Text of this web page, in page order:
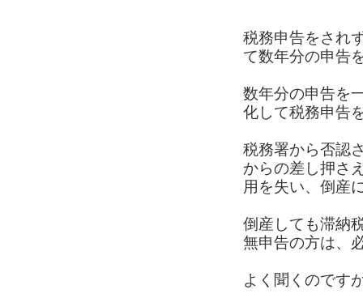
税務申告をされ
て数年分の申告
数年分の申告を
化して税務申告
税務署から否認
からの差し押さ
用を失い、倒産
倒産しても滞納
無申告の方は、
よく聞くのです